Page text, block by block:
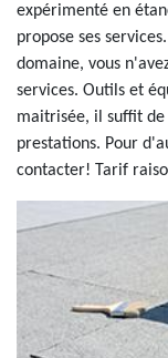
expérimenté en
propose ses
domaine, vous
services. Outils et
maitrisée, il suffit
prestations. Pour
contacter! Tarif